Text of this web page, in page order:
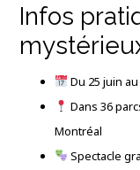
Infos
Du 25 juin
Dans 36
Montréal
Spectacle